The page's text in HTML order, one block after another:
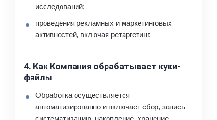
исследований;
проведения рекламных и маркетинговых
активностей, включая ретаргетинг.
4. Как Компания обрабатывает куки-
файлы
Обработка осуществляется
автоматизированно и включает сбор, запись,